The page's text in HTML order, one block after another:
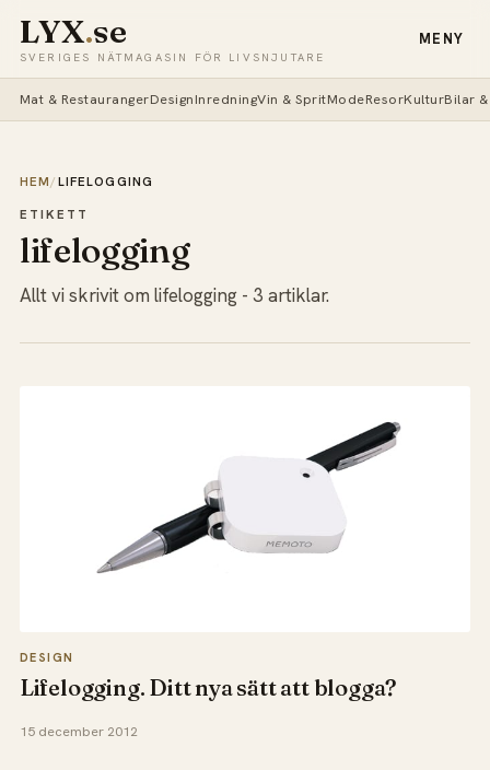
LYX.se
SVERIGES NÄTMAGASIN FÖR LIVSNJUTARE
MENY
Mat & RestaurangerDesignInredningVin & SpritModeResorKulturBilar
HEM / LIFELOGGING
ETIKETT
lifelogging
Allt vi skrivit om lifelogging - 3 artiklar.
DESIGN
Lifelogging. Ditt nya sätt att blogga?
15 december 2012